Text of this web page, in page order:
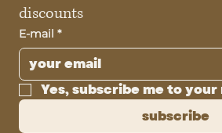
discounts
E-mail *
Yes, subscribe me to
subscribe